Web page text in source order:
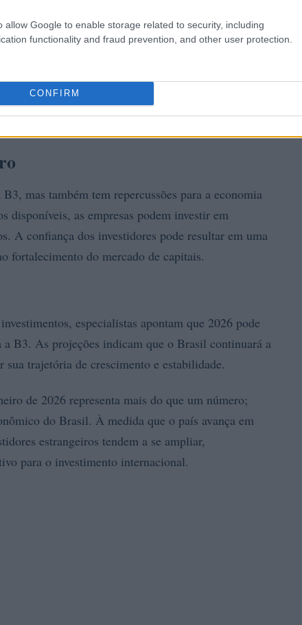
allow Google to enable storage related to security, including
functionality and fraud prevention, and other user protection.
CONFIRM
mas também tem repercussões para a economia
disponíveis, as empresas podem investir em
A confiança dos investidores pode resultar em uma
fortalecimento do mercado de capitais.
especialistas apontam que 2026 pode
B3. As projeções indicam que o Brasil continuará a
trajetória de crescimento e estabilidade.
de 2026 representa mais do que um número;
do Brasil. À medida que o país avança em
estrangeiros tendem a se ampliar,
para o investimento internacional.